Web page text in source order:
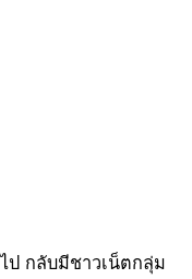
ป กลับมีชาวเน็ตกลุ่ม